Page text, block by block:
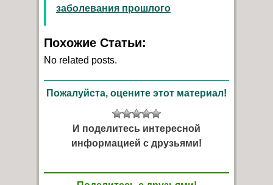
заболевания прошлого
Похожие Статьи:
No related posts.
Пожалуйста, оцените этот материал!
И поделитесь интересной
информацией с друзьями!